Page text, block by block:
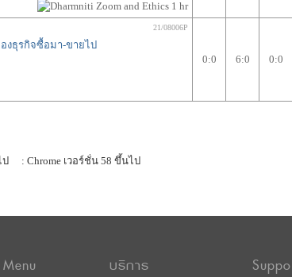
งธุรกิจซื้อมา-ขายไป
21/08006P
0:0 6:0 0:0
ป : Chrome เวอร์ชั่น 58 ขึ้นไป
บริการ